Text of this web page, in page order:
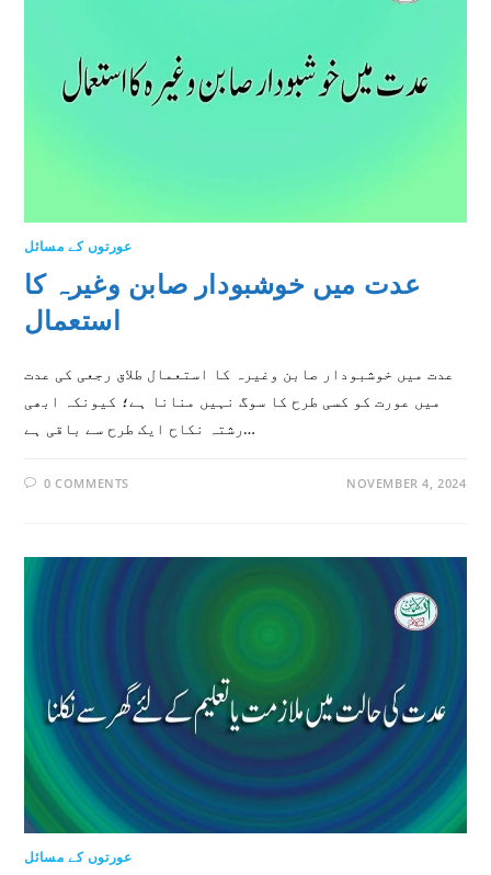
عورتوں کے مسائل
عدت میں خوشبودار صابن وغیرہ کا
استعمال
عدت میں خوشبودار صابن وغیرہ کا استعمال طلاق رجعی کی عدت
میں عورت کو کسی طرح کا سوگ نہیں منانا ہے؛ کیونکہ ابھی
رشتہ نکاح ایک طرح سے باقی ہے…
0 COMMENTS NOVEMBER 4, 2024
عورتوں کے مسائل